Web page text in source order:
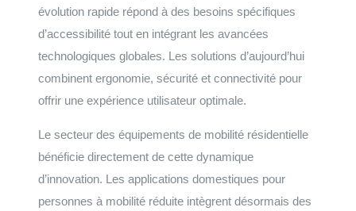
évolution rapide répond à des besoins spécifiques
d’accessibilité tout en intégrant les avancées
technologiques globales. Les solutions d’aujourd’hui
combinent ergonomie, sécurité et connectivité pour
offrir une expérience utilisateur optimale.
Le secteur des équipements de mobilité résidentielle
bénéficie directement de cette dynamique
d’innovation. Les applications domestiques pour
personnes à mobilité réduite intègrent désormais des